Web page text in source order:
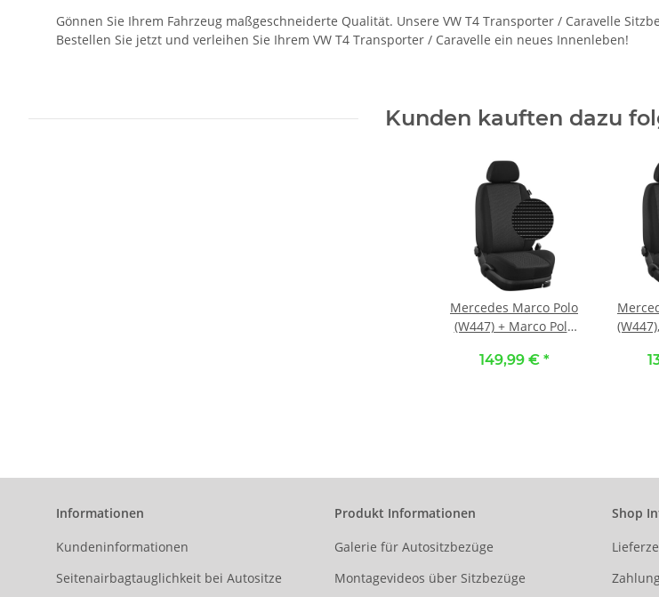
Gönnen Sie Ihrem Fahrzeug maßgeschneiderte Qualität. Unsere VW T4 Transporter / Caravelle
Bestellen Sie jetzt und verleihen Sie Ihrem VW T4 Transporter / Caravelle ein neues Innenleben!
Kunden kauften dazu
Mercedes Marco Polo
(W447) + Marco Polo
2014 - /
149,99 € *
Informationen
Kundeninformationen
Seitenairbagtauglichkeit bei Autositze
Produkt Informationen
Galerie für Autositzbezüge
Montagevideos über Sitzbezüge
Shop